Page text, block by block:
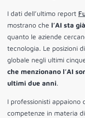
I dati dell’ultimo report
mostrano che l’AI sta
quanto le aziende
tecnologia. Le posizioni
globale negli ultimi
che menzionano l’AI
ultimi due anni.
I professionisti appaiono
competenze in materia